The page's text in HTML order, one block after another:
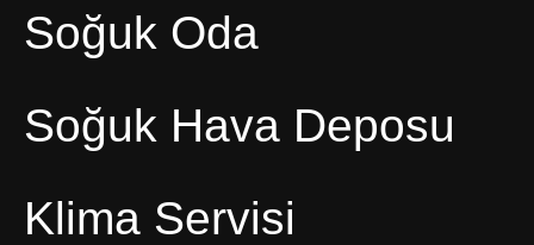
Soğuk Oda
Soğuk Hava Deposu
Klima Servisi